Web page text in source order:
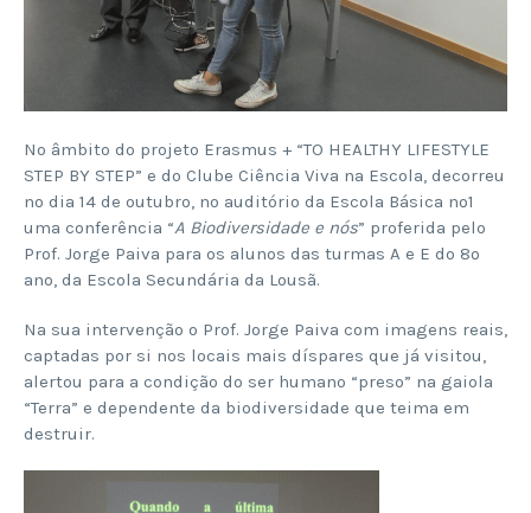
No âmbito do projeto Erasmus + “TO HEALTHY LIFESTYLE
STEP BY STEP” e do Clube Ciência Viva na Escola, decorreu
no dia 14 de outubro, no auditório da Escola Básica nº1
uma conferência “A Biodiversidade e nós” proferida pelo
Prof. Jorge Paiva para os alunos das turmas A e E do 8º
ano, da Escola Secundária da Lousã.
Na sua intervenção o Prof. Jorge Paiva com imagens reais,
captadas por si nos locais mais díspares que já visitou,
alertou para a condição do ser humano “preso” na gaiola
“Terra” e dependente da biodiversidade que teima em
destruir.